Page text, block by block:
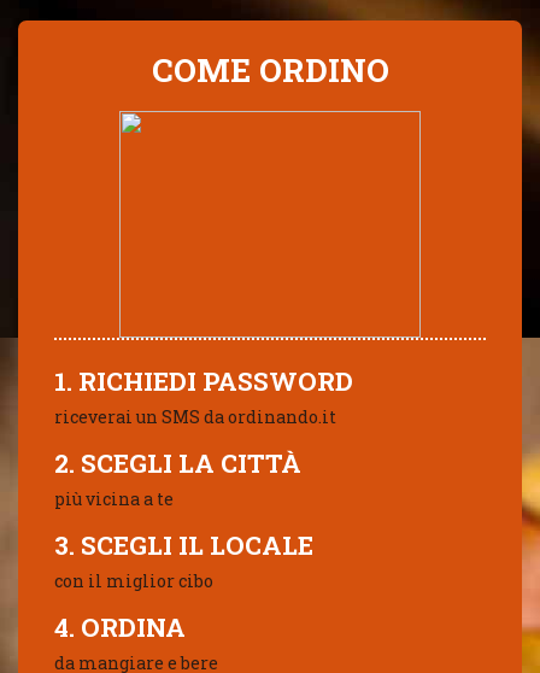
COME ORDINO
1. RICHIEDI PASSWORD
riceverai un SMS da ordinando.it
2. SCEGLI LA CITTÀ
più vicina a te
3. SCEGLI IL LOCALE
con il miglior cibo
4. ORDINA
da mangiare e bere